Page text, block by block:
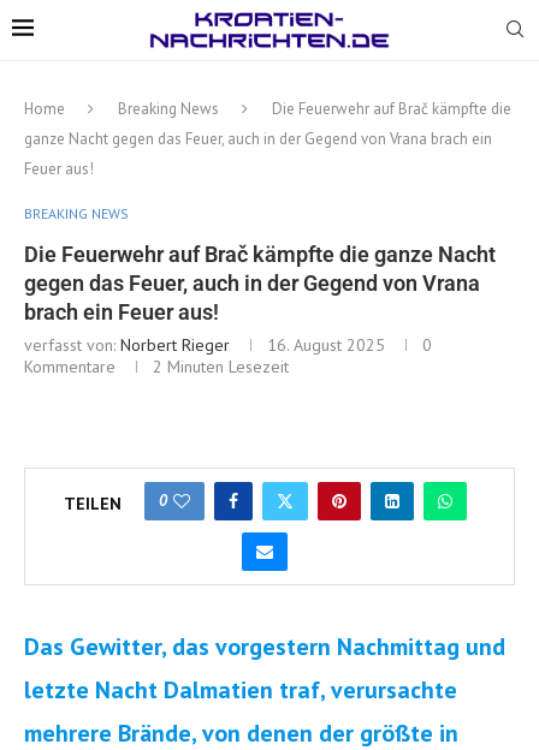
Home Breaking News
Die Feuerwehr auf Brač kämpfte die
ganze Nacht gegen das Feuer, auch in der Gegend von Vrana brach ein
Feuer aus!
BREAKING NEWS
Die Feuerwehr auf Brač kämpfte die ganze Nacht
gegen das Feuer, auch in der Gegend von Vrana
brach ein Feuer aus!
verfasst von: Norbert Rieger 16. August 2025
0
Kommentare
2 Minuten Lesezeit
TEILEN 0
Das Gewitter, das vorgestern Nachmittag und
letzte Nacht Dalmatien traf, verursachte
mehrere Brände, von denen der größte in